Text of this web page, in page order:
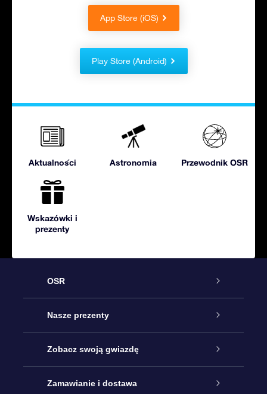
App Store (iOS)
Play Store (Android)
Aktualności Astronomia Przewodnik OSR
Wskazówki i
prezenty
OSR
Obsługa
Kontakt
Blog
Nasze prezenty
Podarunek Gwiazda Online
Pakiet Podarunkowy OSR
Zobacz swoją gwiazdę
Rejestr Gwiazd
Zamawianie i dostawa